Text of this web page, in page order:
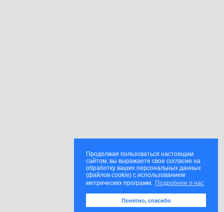
Продолжая пользоваться настоящим
сайтом, вы выражаете свое согласие на
обработку ваших персональных данных
(файлов cookie) с использованием
метрических программ. Подробнее о нас
Понятно, спасибо